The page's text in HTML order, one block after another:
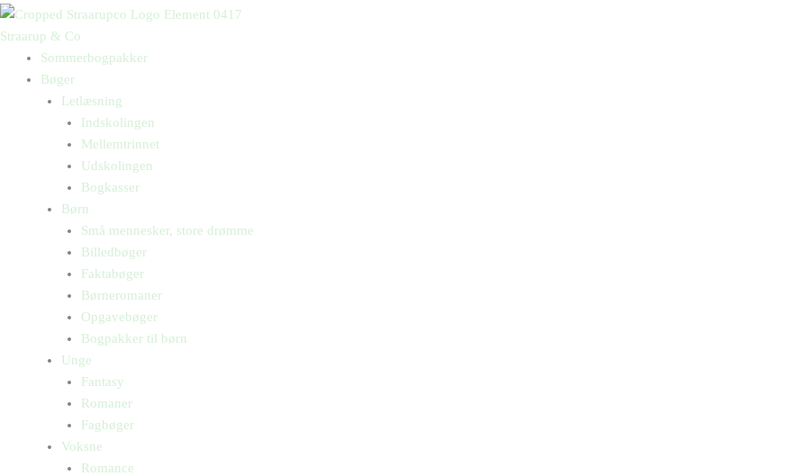
Straarup & Co
Sommerbogpakker
Bøger
Letlæsning
Indskolingen
Mellemtrinnet
Udskolingen
Bogkasser
Børn
Små mennesker, store drømme
Billedbøger
Faktabøger
Børneromaner
Opgavebøger
Bogpakker til børn
Unge
Fantasy
Romaner
Fagbøger
Voksne
Romance